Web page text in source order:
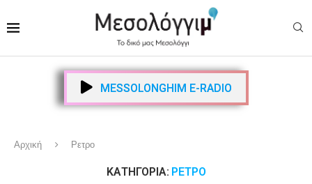
MESSOLONGHIM E-RADIO
Αρχική Ρετρο
ΚΑΤΗΓΟΡΊΑ: ΡΕΤΡΟ